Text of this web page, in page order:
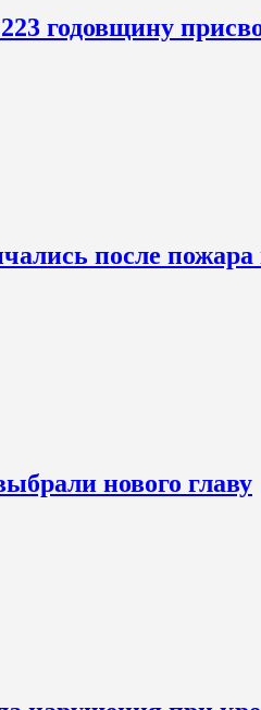
годовщину
после
нового главу